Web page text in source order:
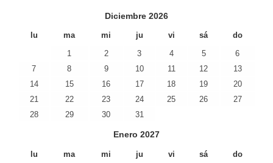
Diciembre 2026
lu ma mi ju vi sá do
1 2 3 4 5
6
7
8 9 10 11 12
13
14
15 16 17 18 19
20
21
22 23 24 25 26
27
28
29 30 31
Enero 2027
lu ma mi ju vi sá do